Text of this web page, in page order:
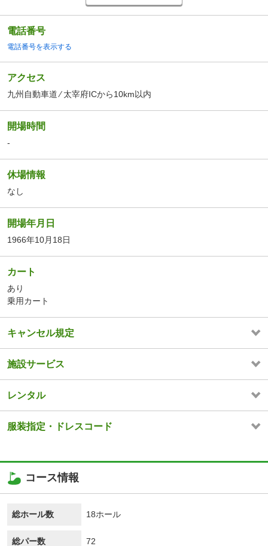
電話番号
電話番号を表示する
アクセス
九州自動車道 ⁄ 太宰府ICから10km以内
開場時間
-
休場情報
なし
開場年月日
1966年10月18日
カート
あり
乗用カート
キャンセル規定
施設サービス
レンタル
服装指定・ドレスコード
コース情報
総ホール数 18ホール
総パー数 72